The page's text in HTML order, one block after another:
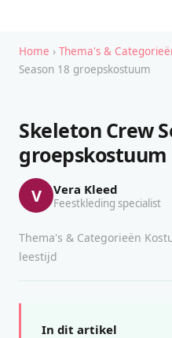
Home › Thema's &
Season 18 groepskostuum
Skeleton Crew
groepskostuum
V Vera Kleed
Feestkleding specialist
Thema's & Categorieën
leestijd
In dit artikel